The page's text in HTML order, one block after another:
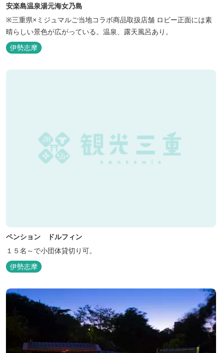
安楽島温泉湯元海女乃島
※三重県×ミジュマルご当地コラボ商品取扱店舗 ロビー正面には素
晴らしい景色が広がっている。温泉、露天風呂あり。
伊勢志摩
ペンション ドルフィン
１５名～で小団体貸切り可。
伊勢志摩